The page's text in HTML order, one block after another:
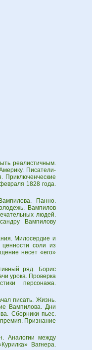
реалистичным.
Писатели-
Приключенческие
1828 года.
Панно.
Вампилов
людей.
Вампилову
Милосердие и
соли из
несет «его»
ряд. Борис
урока. Проверка
персонажа.
писать. Жизнь.
Вампилова. Дни
Сборники пьес.
Признание
Аналогии между
Вагнера.